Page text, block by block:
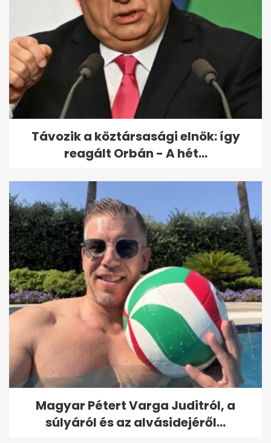
Ingyen kapott egy 1,4
milliárdos ingatlant az
államtól Balog...
Távozik a köztársasági elnök: így
reagált Orbán - A hét...
Magyar Pétert Varga Juditról, a
súlyáról és az alvásidejéről...